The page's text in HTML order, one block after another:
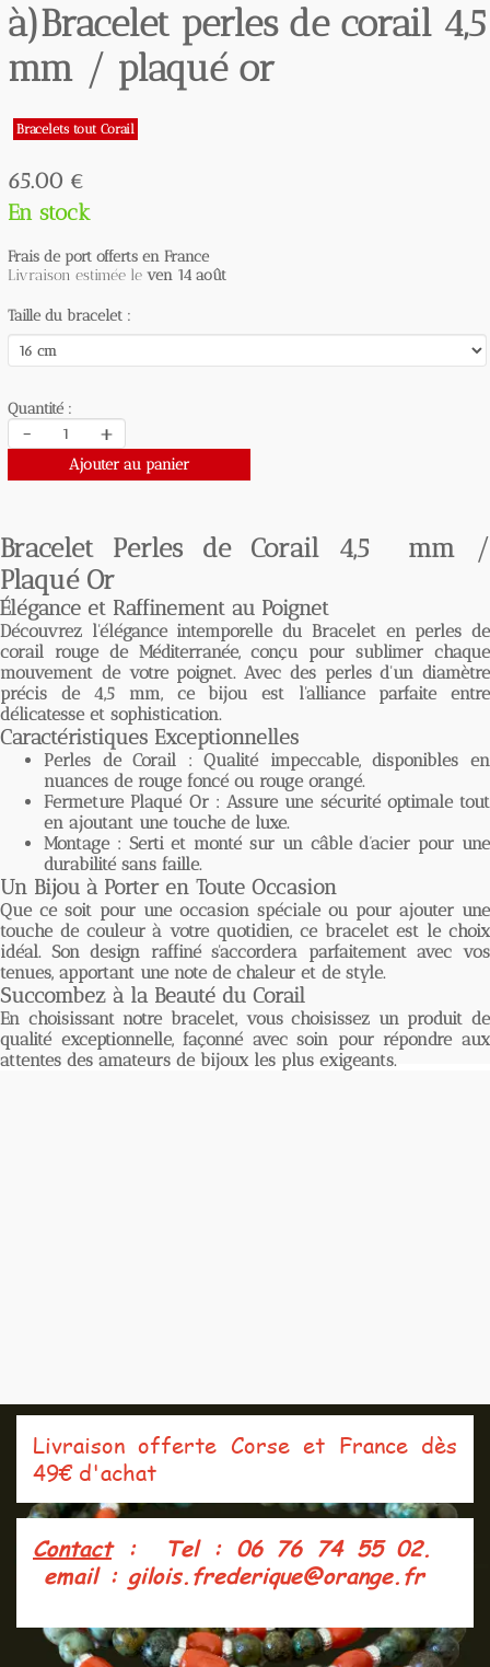
à)Bracelet perles de corail 4,5
mm / plaqué or
Bracelets tout Corail
65.00 €
En stock
Frais de port offerts en France
Livraison estimée le ven 14 août
Taille du bracelet :
Quantité :
- +
Ajouter au panier
Bracelet Perles de Corail 4,5 mm /
Plaqué Or
Élégance et Raffinement au Poignet
Découvrez l'élégance intemporelle du Bracelet en perles de
corail rougede Méditerranée, conçu pour sublimer chaque
mouvement de votre poignet. Avec des perles d'un diamètre
précis de 4,5 mm, ce bijou est l'alliance parfaite entre
délicatesse et sophistication.
Caractéristiques Exceptionnelles
Perles de Corail : Qualité impeccable, disponibles en
nuances de rouge foncé ou rouge orangé.
Fermeture Plaqué Or: Assure une sécurité optimale tout
en ajoutant une touche de luxe.
Montage : Serti et monté sur un câble d’acier pour une
durabilité sans faille.
Un Bijou à Porter en Toute Occasion
Que ce soit pour une occasion spéciale ou pour ajouter une
touche de couleur à votre quotidien, ce bracelet est le choix
idéal. Son design raffiné s'accordera parfaitement avec vos
tenues, apportant une note de chaleur et de style.
Succombez à la Beauté du Corail
En choisissant notre bracelet, vous choisissez un produit de
qualité exceptionnelle, façonné avec soin pour répondre aux
attentes des amateurs de bijoux les plus exigeants.
Livraison offerte Corse et France dès
49€ d'achat
Contact: Tel : 06 76 74 55 02.
email : gilois.frederique@orange.fr